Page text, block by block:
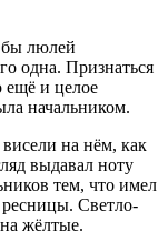
бы люлей
одна. Признаться
ещё и целое
начальником.
на нём, как
выдавал ноту
тем, что имел
Светло-
жёлтые.